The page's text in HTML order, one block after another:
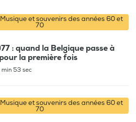
et souvenirs des années 60 et
70
: quand la Belgique passe à
la première fois
min 53 sec
et souvenirs des années 60 et
70